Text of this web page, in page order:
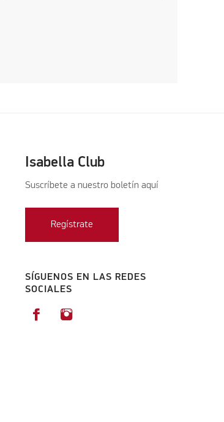
Isabella Club
Suscríbete a nuestro boletín aquí
Regístrate
SÍGUENOS EN LAS REDES
SOCIALES